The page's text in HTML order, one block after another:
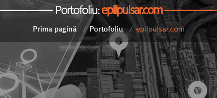
Portofoliu:epilpulsar.com
Prima pagină Portofoliu epilpulsar.com